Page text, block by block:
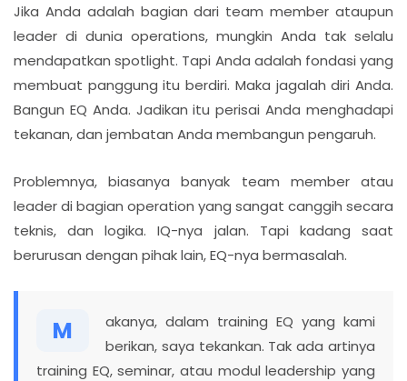
Jika Anda adalah bagian dari team member ataupun
leader di dunia operations, mungkin Anda tak selalu
mendapatkan spotlight. Tapi Anda adalah fondasi yang
membuat panggung itu berdiri. Maka jagalah diri Anda.
Bangun EQ Anda. Jadikan itu perisai Anda menghadapi
tekanan, dan jembatan Anda membangun pengaruh.
Problemnya, biasanya banyak team member atau
leader di bagian operation yang sangat canggih secara
teknis, dan logika. IQ-nya jalan. Tapi kadang saat
berurusan dengan pihak lain, EQ-nya bermasalah.
M
akanya, dalam training EQ yang kami
berikan, saya tekankan. Tak ada artinya
training EQ, seminar, atau modul leadership yang